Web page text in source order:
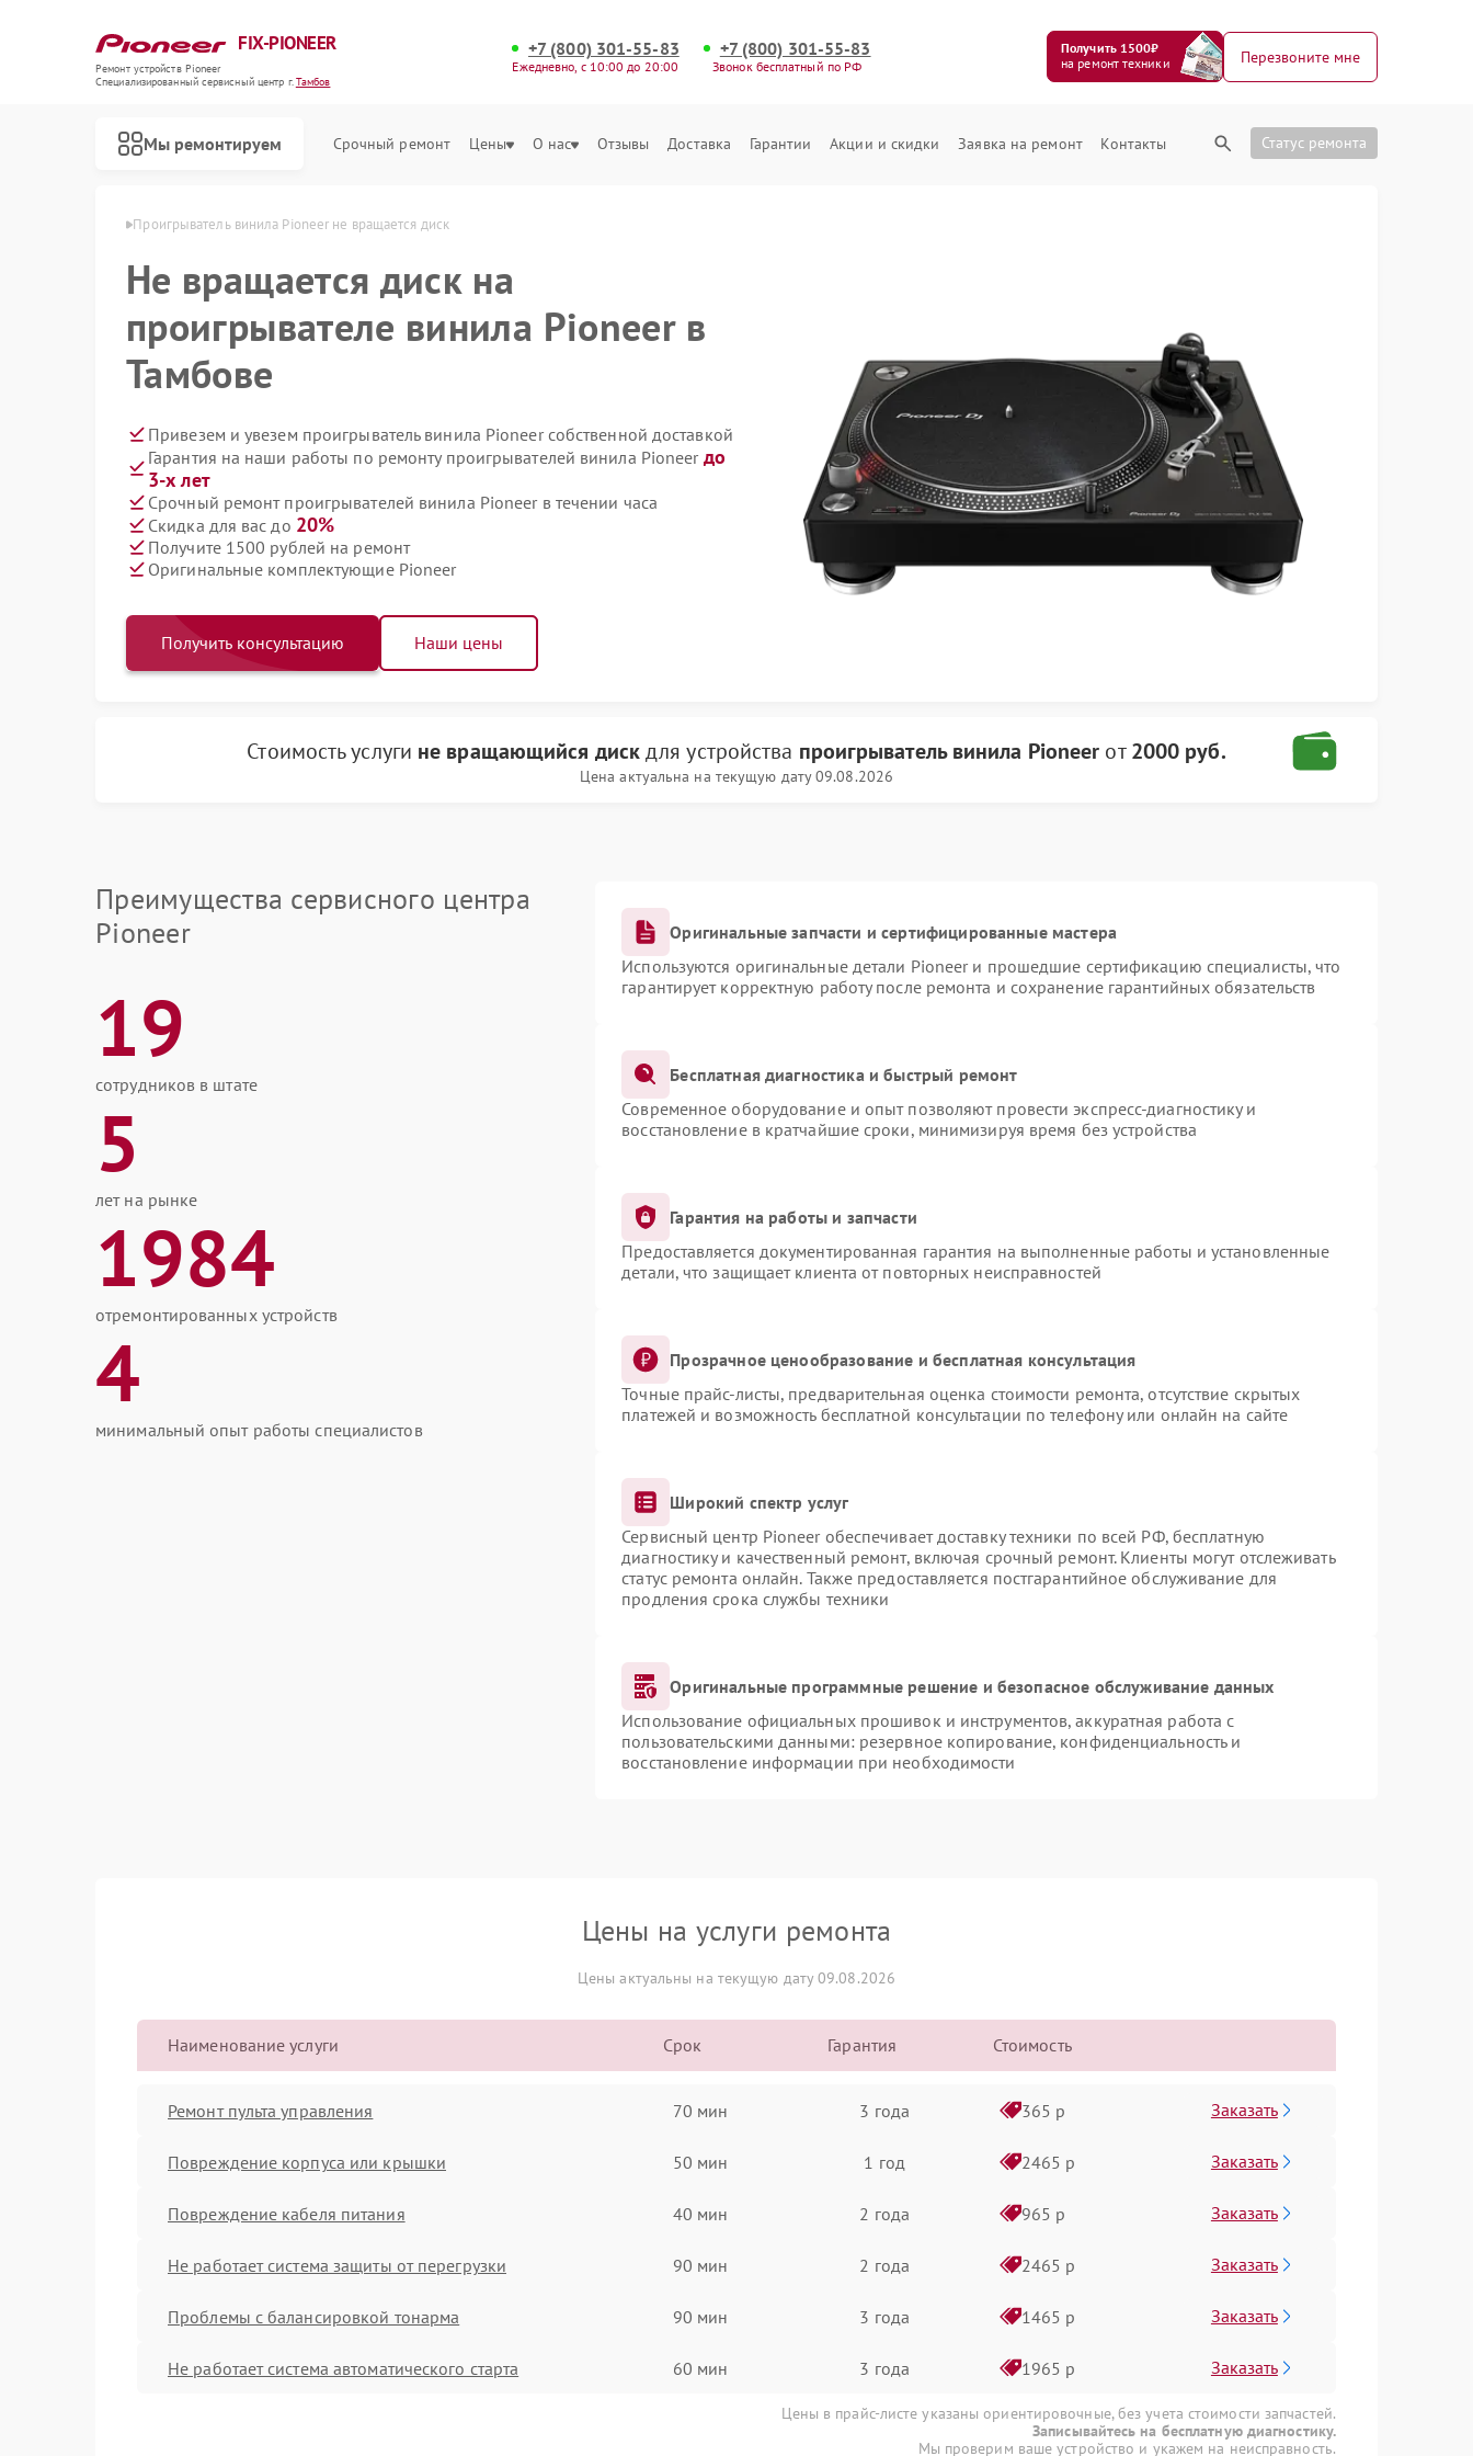
FIX-PIONEER
Ремонт устройств Pioneer
Специализированный cервисный центр г.Тамбов
+7 (800) 301-55-83
Ежедневно, с 10:00 до 20:00
+7 (800) 301-55-83
Звонок бесплатный по РФ
Получить 1500₽
на ремонт техники
Перезвоните мне
Мы ремонтируем Срочный ремонт Цены О нас Отзывы Доставка Гарантии Акции и скидки Заявка на ремонт Контакты Статус ремонта
Pioneer в Тамбове Проигрыватель винила Pioneer не вращается диск
Не вращается диск на
проигрывателе винила Pioneer в
Тамбове
Привезем и увезем проигрыватель винила Pioneer собственной доставкой
Гарантия на наши работы по ремонту проигрывателей винила Pioneer до
3-х лет
Срочный ремонт проигрывателей винила Pioneer в течении часа
Скидка для вас до 20%
Получите 1500 рублей на ремонт
Оригинальные комплектующие Pioneer
Получить консультацию Наши цены
Стоимость услуги не вращающийся дискдля устройства проигрыватель винила Pioneer от2000 руб.
Цена актуальна на текущую дату 09.08.2026
Преимущества сервисного центра
Pioneer
19
сотрудников в штате
5
лет на рынке
1984
отремонтированных устройств
4
минимальный опыт работы специалистов
Оригинальные запчасти и сертифицированные мастера
Используются оригинальные детали Pioneer и прошедшие сертификацию специалисты, что
гарантирует корректную работу после ремонта и сохранение гарантийных обязательств
Бесплатная диагностика и быстрый ремонт
Современное оборудование и опыт позволяют провести экспресс-диагностику и
восстановление в кратчайшие сроки, минимизируя время без устройства
Гарантия на работы и запчасти
Предоставляется документированная гарантия на выполненные работы и установленные
детали, что защищает клиента от повторных неисправностей
Прозрачное ценообразование и бесплатная консультация
Точные прайс-листы, предварительная оценка стоимости ремонта, отсутствие скрытых
платежей и возможность бесплатной консультации по телефону или онлайн на сайте
Широкий спектр услуг
Сервисный центр Pioneer обеспечивает доставку техники по всей РФ, бесплатную
диагностику и качественный ремонт, включая срочный ремонт. Клиенты могут отслеживать
статус ремонта онлайн. Также предоставляется постгарантийное обслуживание для
продления срока службы техники
Оригинальные программные решение и безопасное обслуживание данных
Использование официальных прошивок и инструментов, аккуратная работа с
пользовательскими данными: резервное копирование, конфиденциальность и
восстановление информации при необходимости
Цены на услуги ремонта
Цены актуальны на текущую дату 09.08.2026
Наименование услуги Срок Гарантия Стоимость
Ремонт пульта управления 70 мин 3 года 365 р Заказать
Повреждение корпуса или крышки 50 мин 1 год 2465 р Заказать
Повреждение кабеля питания 40 мин 2 года 965 р Заказать
Не работает система защиты от перегрузки 90 мин 2 года 2465 р Заказать
Проблемы с балансировкой тонарма 90 мин 3 года 1465 р Заказать
Не работает система автоматического старта 60 мин 3 года 1965 р Заказать
Цены в прайс-листе указаны ориентировочные, без учета стоимости запчастей.
Записывайтесь на бесплатную диагностику.
Мы проверим ваше устройство и укажем на неисправность.